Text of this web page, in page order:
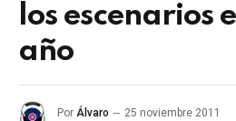
los escenarios
año
Por Álvaro 25 noviembre 2011